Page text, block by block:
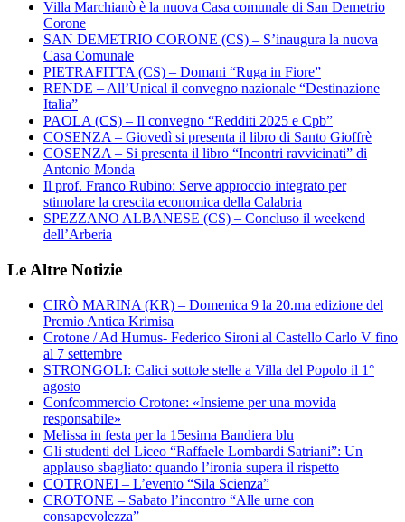
Villa Marchianò è la nuova Casa comunale di San Demetrio
Corone
SAN DEMETRIO CORONE (CS) – S’inaugura la nuova
Casa Comunale
PIETRAFITTA (CS) – Domani “Ruga in Fiore”
RENDE – All’Unical il convegno nazionale “Destinazione
Italia”
PAOLA (CS) – Il convegno “Redditi 2025 e Cpb”
COSENZA – Giovedì si presenta il libro di Santo Gioffrè
COSENZA – Si presenta il libro “Incontri ravvicinati” di
Antonio Monda
Il prof. Franco Rubino: Serve approccio integrato per
stimolare la crescita economica della Calabria
SPEZZANO ALBANESE (CS) – Concluso il weekend
dell’Arberia
Le Altre Notizie
CIRÒ MARINA (KR) – Domenica 9 la 20.ma edizione del
Premio Antica Krimisa
Crotone / Ad Humus- Federico Sironi al Castello Carlo V fino
al 7 settembre
STRONGOLI: Calici sottole stelle a Villa del Popolo il 1°
agosto
Confcommercio Crotone: «Insieme per una movida
responsabile»
Melissa in festa per la 15esima Bandiera blu
Gli studenti del Liceo “Raffaele Lombardi Satriani”: Un
applauso sbagliato: quando l’ironia supera il rispetto
COTRONEI – L’evento “Sila Scienza”
CROTONE – Sabato l’incontro “Alle urne con
consapevolezza”